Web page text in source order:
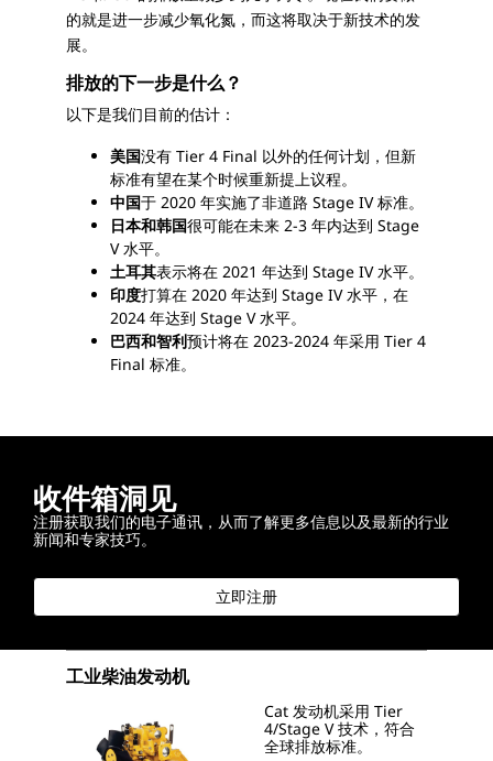
的就是进一步减少氧化氮，而这将取决于新技术的发
展。
排放的下一步是什么？
以下是我们目前的估计：
美国没有 Tier 4 Final 以外的任何计划，但新
标准有望在某个时候重新提上议程。
中国于 2020 年实施了非道路 Stage IV 标准。
日本和韩国很可能在未来 2-3 年内达到 Stage
V 水平。
土耳其表示将在 2021 年达到 Stage IV 水平。
印度打算在 2020 年达到 Stage IV 水平，在
2024 年达到 Stage V 水平。
巴西和智利预计将在 2023-2024 年采用 Tier 4
Final 标准。
收件箱洞见
注册获取我们的电子通讯，从而了解更多信息以及最新的行业
新闻和专家技巧。
立即注册
工业柴油发动机
Cat 发动机采用 Tier
4/Stage V 技术，符合
全球排放标准。